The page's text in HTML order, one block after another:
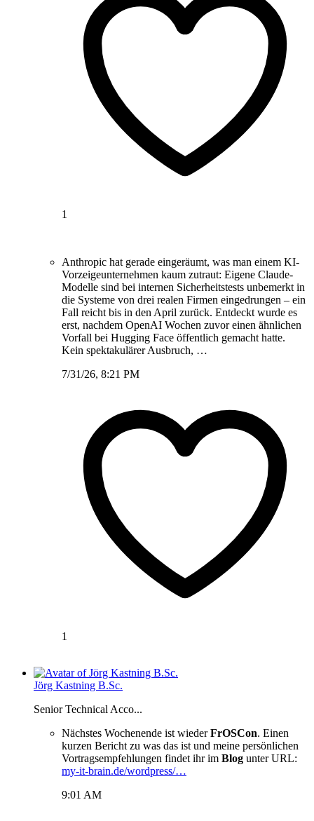
1
Anthropic hat gerade eingeräumt, was man einem KI-
Vorzeigeunternehmen kaum zutraut: Eigene Claude-
Modelle sind bei internen Sicherheitstests unbemerkt in
die Systeme von drei realen Firmen eingedrungen – ein
Fall reicht bis in den April zurück. Entdeckt wurde es
erst, nachdem OpenAI Wochen zuvor einen ähnlichen
Vorfall bei Hugging Face öffentlich gemacht hatte.
Kein spektakulärer Ausbruch, …
7/31/26, 8:21 PM
1
Jörg Kastning B.Sc.
Senior Technical Acco...
Nächstes Wochenende ist wiederFrOSCon. Einen
kurzen Bericht zu was das ist und meine persönlichen
Vortragsempfehlungen findet ihr im Blog unter URL:
my-it-brain.de/wordpress/…
9:01 AM